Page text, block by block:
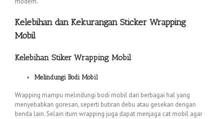
Kelebihan dan Kekurangan Sticker Wrapping
Mobil
Kelebihan Stiker Wrapping Mobil
Melindungi Bodi Mobil
Wrapping mampu melindungi bodi mobil dari berbagai hal yang
menyebabkan goresan, seperti butiran debu atau gesekan dengan
benda lain. Selain itum wrapping juga dapat menjaga cat mobil agar